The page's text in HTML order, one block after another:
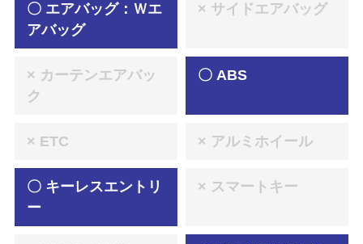
〇 エアバッグ：Ｗエ
アバッグ
× サイドエアバッグ
× カーテンエアバッ
ク
〇 ABS
× ETC × アルミホイール
〇 キーレスエントリ
ー
× スマートキー